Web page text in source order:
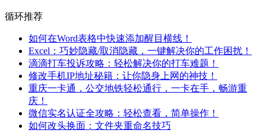
循环推荐
如何在Word表格中快速添加醒目横线！
Excel：巧妙隐藏/取消隐藏，一键解决你的工作困扰！
滴滴打车投诉攻略：轻松解决你的打车难题！
修改手机IP地址秘籍：让你隐身上网的神技！
重庆一卡通，公交地铁轻松通行，一卡在手，畅游重
庆！
微信实名认证全攻略：轻松查看，简单操作！
如何改头换面：文件夹重命名技巧